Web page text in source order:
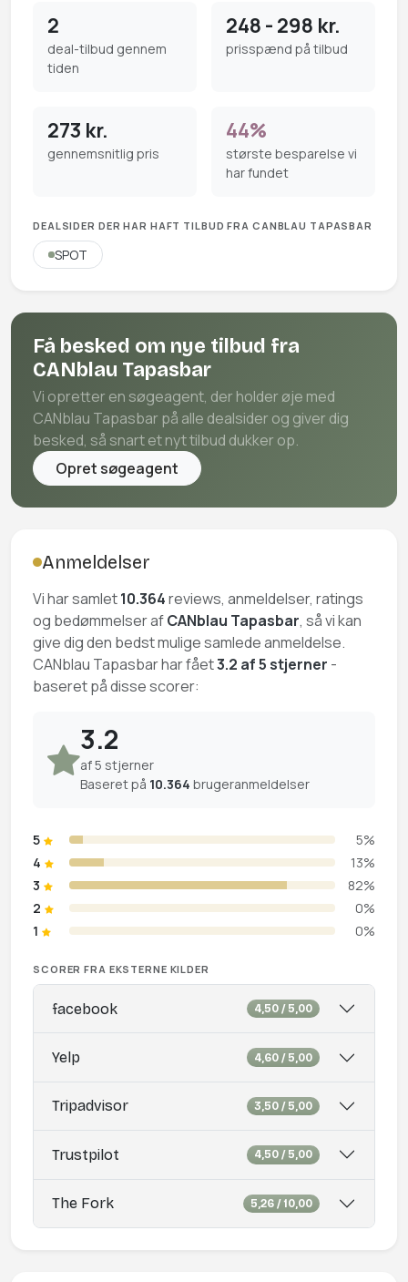
2
deal-tilbud gennem
tiden
248 - 298 kr.
prisspænd på tilbud
273 kr.
gennemsnitlig pris
44%
største besparelse vi
har fundet
DEALSIDER DER HAR HAFT TILBUD FRA CANBLAU TAPASBAR
SPOT
Få besked om nye tilbud fra
CANblau Tapasbar
Vi opretter en søgeagent, der holder øje med
CANblau Tapasbar på alle dealsider og giver dig
besked, så snart et nyt tilbud dukker op.
Opret søgeagent
Anmeldelser
Vi har samlet10.364reviews, anmeldelser, ratings
og bedømmelser afCANblau Tapasbar, så vi kan
give dig den bedst mulige samlede anmeldelse.
CANblau Tapasbar har fået3.2 af 5 stjerner -
baseret på disse scorer:
3.2
af 5 stjerner
Baseret på 10.364 brugeranmeldelser
5
5%
4
13%
3
82%
2
0%
1
0%
SCORER FRA EKSTERNE KILDER
facebook 4,50 / 5,00
Yelp 4,60 / 5,00
Tripadvisor 3,50 / 5,00
Trustpilot 4,50 / 5,00
The Fork 5,26 / 10,00